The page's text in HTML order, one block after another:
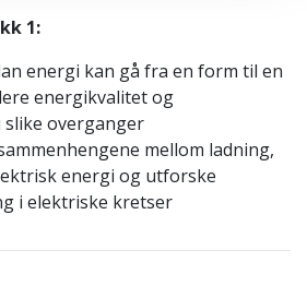
1:
energi kan gå fra en form til en
energikvalitet og
overganger
mellom ladning,
energi og utforske
i elektriske kretser